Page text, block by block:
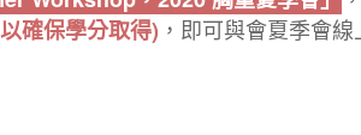
確保學分取得) ，即可與會夏季會